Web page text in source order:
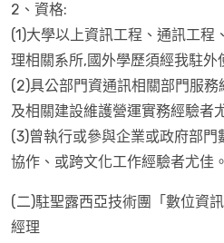
2、資格:
(1)大學以上資訊工程、通訊工程
理相關系所,國外學歷須經我駐外
(2)具公部門資通訊相關部門服
及相關建設維護營運實務經驗者
(3)曾執行或參與企業或政府部門
協作、或跨文化工作經驗者尤佳。
(二)駐聖露西亞技術團「數位資
經理